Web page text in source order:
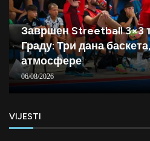
Завршен Streetball 3×3
Граду: Три дана
атмосфере
06/08/2026
VIJESTI